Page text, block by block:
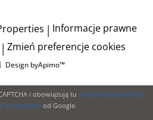
Informacje prawne
Zmień preferencje cookies
Design byApimo™
i obowiązują tu polityka prywatności
korzystaniaod Google.